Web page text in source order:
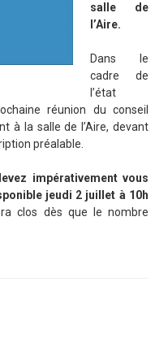
salle de
l’Aire.
Dans le
cadre de
l’état
réunion du conseil
à la salle de l’Aire, devant
préalable.
impérativement vous
jeudi 2 juillet à 10h
clos dès que le nombre